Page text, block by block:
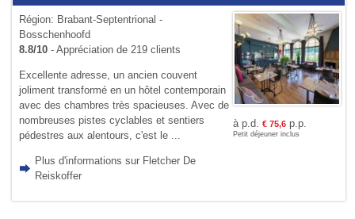
Région: Brabant-Septentrional -
Bosschenhoofd
8.8/10- Appréciation de 219 clients
Excellente adresse, un ancien couvent
joliment transformé en un hôtel contemporain
avec des chambres très spacieuses. Avec de
nombreuses pistes cyclables et sentiers
pédestres aux alentours, c'est le ...
Plus d'informations sur Fletcher De
Reiskoffer
à p.d. € 75,6p.p.
Petit déjeuner inclus